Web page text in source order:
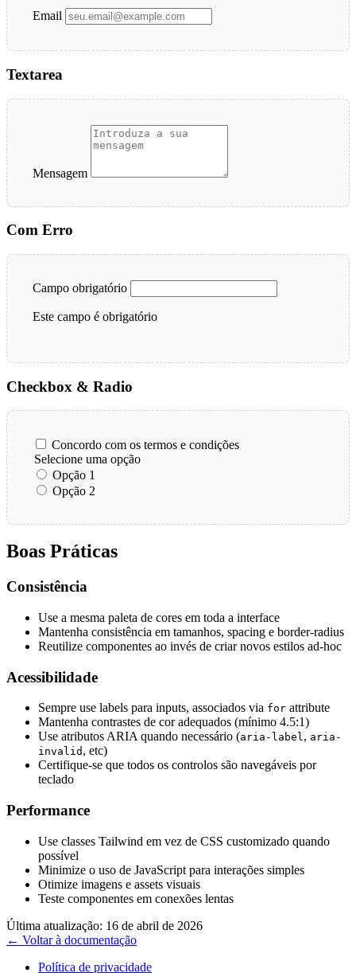
Email
Textarea
Mensagem
Com Erro
Campo obrigatório
Este campo é obrigatório
Checkbox & Radio
Concordo com os termos e condições
Selecione uma opção
Opção 1
Opção 2
Boas Práticas
Consistência
Use a mesma paleta de cores em toda a interface
Mantenha consistência em tamanhos, spacing e border-radius
Reutilize componentes ao invés de criar novos estilos ad-hoc
Acessibilidade
Sempre use labels para inputs, associados via for attribute
Mantenha contrastes de cor adequados (mínimo 4.5:1)
Use atributos ARIA quando necessário (aria-label, aria-
invalid , etc)
Certifique-se que todos os controlos são navegáveis por
teclado
Performance
Use classes Tailwind em vez de CSS customizado quando
possível
Minimize o uso de JavaScript para interações simples
Otimize imagens e assets visuais
Teste componentes em conexões lentas
Última atualização: 16 de abril de 2026
← Voltar à documentação
Política de privacidade